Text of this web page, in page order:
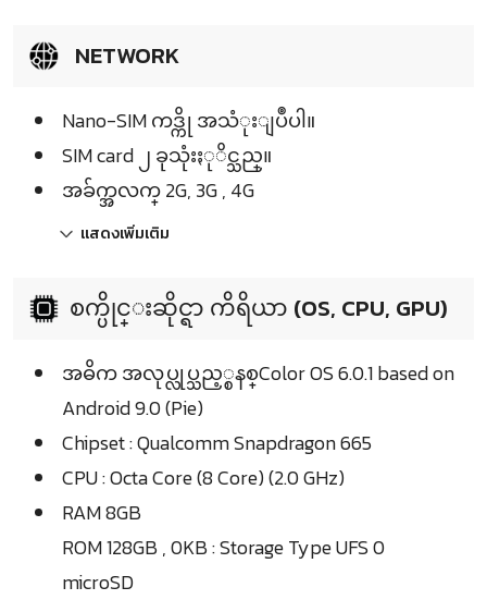
NETWORK
Nano-SIM ကဒ္ကို အသံုးျပဳပါ။
SIM card ၂ ခုသုံးႏုိင္သည္။
အခ်က္အလက္ 2G, 3G , 4G
แสดงเพิ่มเติม
စက္ပိုင္းဆိုင္ရာ ကိရိယာ (OS, CPU, GPU)
အဓိက အလုပ္လုပ္သည့္စနစ္Color OS 6.0.1 based on
Android 9.0 (Pie)
Chipset : Qualcomm Snapdragon 665
CPU : Octa Core (8 Core) (2.0 GHz)
RAM 8GB
ROM 128GB , 0KB : Storage Type UFS 0
microSD